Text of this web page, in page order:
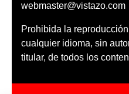
webmaster@vistazo.com
Prohibida la
cualquier idioma, sin
titular, de todos los